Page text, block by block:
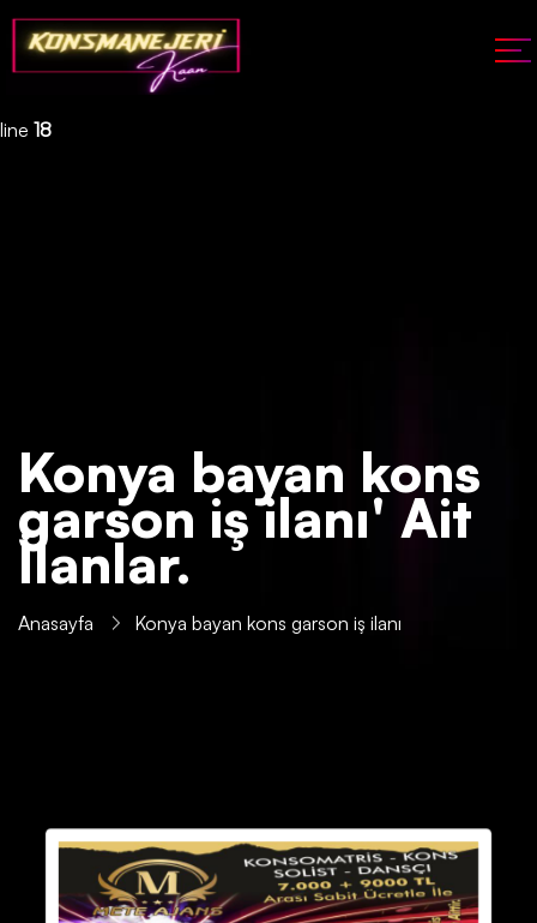
Deprecated: json_decode(): Passing null to parameter #1 ($json)
of type string is deprecated in
/home/konsmenajericom/public_html/api/kontrol/etiket.php
line 18
Konya bayan kons
garson iş ilanı' Ait
İlanlar.
Anasayfa Konya bayan kons garson iş ilanı